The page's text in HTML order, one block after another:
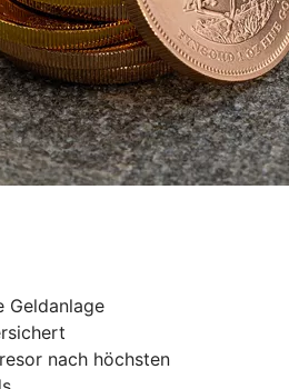
Geldanlage
nach höchsten